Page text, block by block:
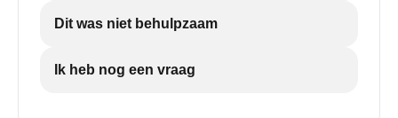
Dit was niet behulpzaam
Ik heb nog een vraag